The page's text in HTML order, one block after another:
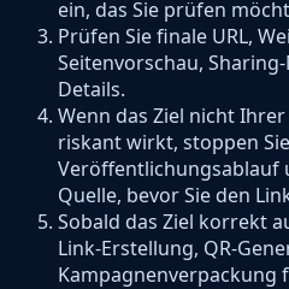
ein, das Sie prüfen
Prüfen Sie finale URL,
Seitenvorschau,
Details.
Wenn das Ziel nicht
riskant wirkt, stoppen
Veröffentlichungsablauf
Quelle, bevor Sie den
Sobald das Ziel korrekt
Link-Erstellung, QR-
Kampagnenverpackung